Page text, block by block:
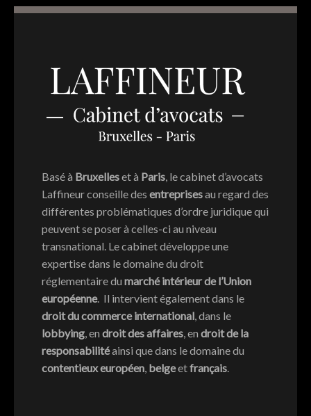
Basé à Bruxelleset à Paris, le cabinet d’avocats
Laffineur conseille des entreprisesau regard des
différentes problématiques d’ordre juridique qui
peuvent se poser à celles-ci au niveau
transnational. Le cabinet développe une
expertise dans le domaine du droit
réglementaire du marché intérieur de l’Union
européenne. Il intervient également dans le
droit du commerce international, dans le
lobbying, en droit des affaires, en droit de la
responsabilitéainsi que dans le domaine du
contentieux européen, belgeetfrançais.